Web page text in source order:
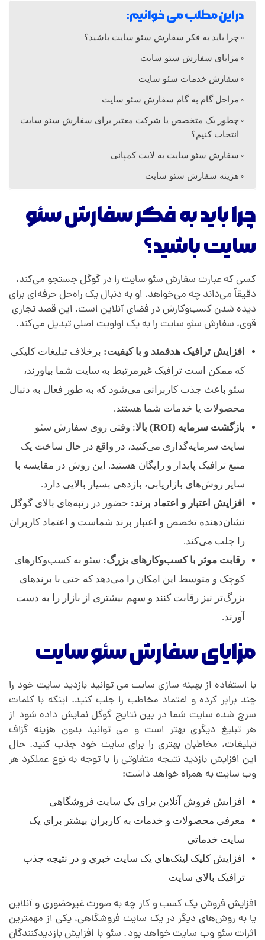
ت
در این مطلب می خوانیم:
چرا باید به فکر سفارش سئو سایت باشید؟
مزایای سفارش سئو سایت
سفارش خدمات سئو سایت
مراحل گام به گام سفارش سئو سایت
چطور یک متخصص یا شرکت معتبر برای سفارش سئو سایت
انتخاب کنیم؟
سفارش سئو سایت به لایت کمپانی
هزینه سفارش سئو سایت
چرا باید به فکر سفارش سئو
سایت باشید؟
کسی که عبارت سفارش سئو سایت را در گوگل جستجو می‌کند،
دقیقاً می‌داند چه می‌خواهد. او به دنبال یک راه‌حل حرفه‌ای برای
دیده شدن کسب‌وکارش در فضای آنلاین است. این قصد تجاری
قوی، سفارش سئو سایت را به یک اولویت اصلی تبدیل می‌کند.
افزایش ترافیک هدفمند و با کیفیت: برخلاف تبلیغات کلیکی
که ممکن است ترافیک غیرمرتبط به سایت شما بیاورند،
سئو باعث جذب کاربرانی می‌شود که به طور فعال به دنبال
محصولات یا خدمات شما هستند.
بازگشت سرمایه (ROI) بالا: وقتی روی سفارش سئو
سایت سرمایه‌گذاری می‌کنید، در واقع در حال ساخت یک
منبع ترافیک پایدار و رایگان هستید. این روش در مقایسه با
سایر روش‌های بازاریابی، بازدهی بسیار بالایی دارد.
افزایش اعتبار و اعتماد برند: حضور در رتبه‌های بالای گوگل
نشان‌دهنده تخصص و اعتبار برند شماست و اعتماد کاربران
را جلب می‌کند.
رقابت موثر با کسب‌وکارهای بزرگ: سئو به کسب‌وکارهای
کوچک و متوسط این امکان را می‌دهد که حتی با برندهای
بزرگ‌تر نیز رقابت کنند و سهم بیشتری از بازار را به دست
آورند.
مزایای سفارش سئو سایت
با استفاده از بهینه سازی سایت می توانید بازدید سایت خود را
چند برابر کرده و اعتماد مخاطب را جلب کنید. اینکه با کلمات
سرچ شده سایت شما در بین نتایج گوگل نمایش داده شود از
هر تبلیغ دیگری بهتر است و می توانید بدون هزینه گزاف
تبلیغات، مخاطبان بهتری را برای سایت خود جذب کنید. حال
این افزایش بازدید نتیجه متفاوتی را با توجه به نوع عملکرد هر
وب سایت به همراه خواهد داشت:
افزایش فروش آنلاین برای یک سایت فروشگاهی
معرفی محصولات و خدمات به کاربران بیشتر برای یک
سایت خدماتی
افزایش کلیک لینک‌های یک سایت خبری و در نتیجه جذب
ترافیک بالای سایت
افزایش فروش یک کسب‌ و‌ کار چه به صورت غیرحضوری و آنلاین
یا به روش‌های دیگر در یک سایت فروشگاهی، یکی از مهمترین
اثرات سئو وب سایت خواهد بود. سئو با افزایش بازدیدکنندگان